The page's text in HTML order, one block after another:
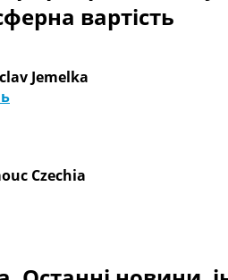
Турнирні таблиці
вартість
Jemelka
Czechia